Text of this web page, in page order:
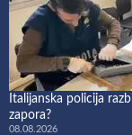
Italijanska policija
zapora?
08.08.2026